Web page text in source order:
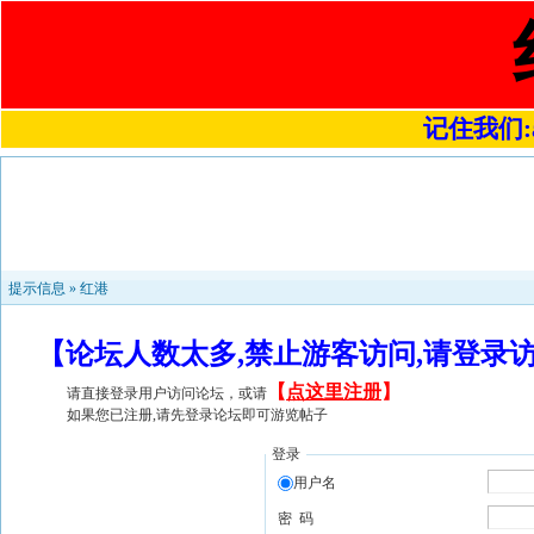
记住我们
提示信息 » 红港
【论坛人数太多,禁止游客访问,请登
请直接登录用户访问论坛，或请 【 点这里注册】
如果您已注册,请先登录论坛即可游览帖子
登录
用户名
密 码